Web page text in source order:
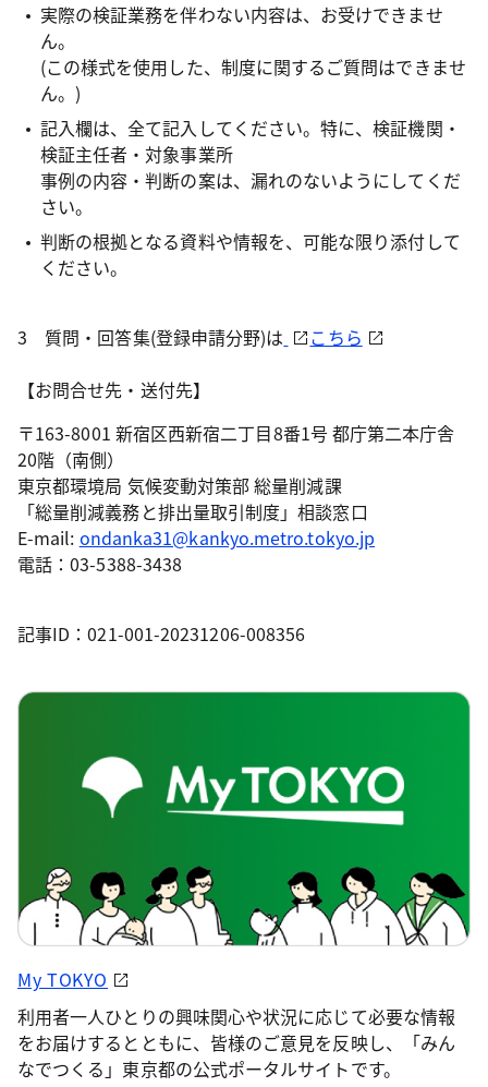
実際の検証業務を伴わない内容は、お受けできませ
ん。
(この様式を使用した、制度に関するご質問はできませ
ん。)
記入欄は、全て記入してください。特に、検証機関・
検証主任者・対象事業所
事例の内容・判断の案は、漏れのないようにしてくだ
さい。
判断の根拠となる資料や情報を、可能な限り添付して
ください。
3 質問・回答集(登録申請分野)は
こちら
【お問合せ先・送付先】
〒163-8001 新宿区西新宿二丁目8番1号 都庁第二本庁舎
20階（南側）
東京都環境局 気候変動対策部 総量削減課
「総量削減義務と排出量取引制度」相談窓口
E-mail: ondanka31@kankyo.metro.tokyo.jp
電話：03-5388-3438
記事ID：021-001-20231206-008356
My TOKYO
利用者一人ひとりの興味関心や状況に応じて必要な情報
をお届けするとともに、皆様のご意見を反映し、「みん
なでつくる」東京都の公式ポータルサイトです。